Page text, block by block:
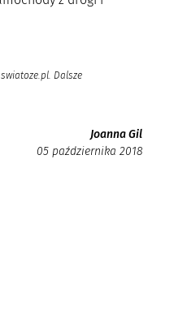
Dalsze
Joanna Gil
05 października 2018